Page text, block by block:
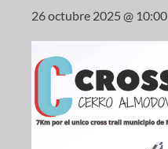
26 octubre 2025 @ 10:00